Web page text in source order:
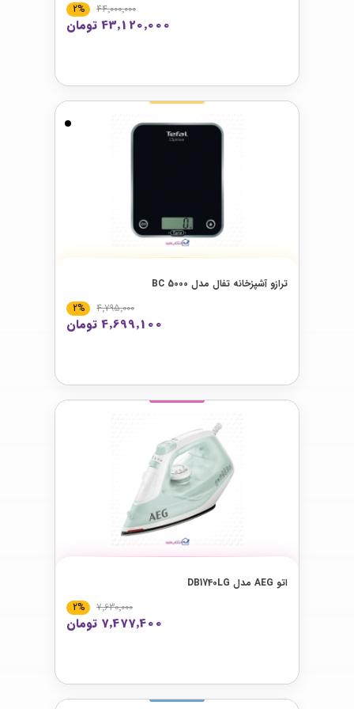
44٬000٬000
2%
43٬120٬000 تومان
ترازو آشپزخانه تفال مدل 5000 BC
4٬795٬000
2%
4٬699٬100 تومان
اتو AEG مدل DB1740LG
7٬630٬000
2%
7٬477٬400 تومان